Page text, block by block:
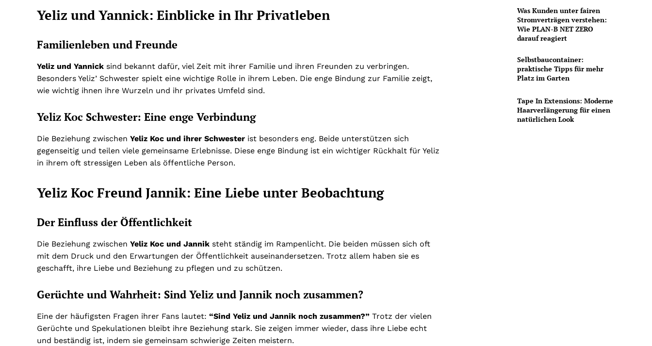
Yeliz und Yannick: Einblicke in Ihr Privatleben
Familienleben und Freunde
Yeliz und Yannick sind bekannt dafür, viel Zeit mit ihrer Familie und ihren Freunden zu verbringen.
Besonders Yeliz’ Schwester spielt eine wichtige Rolle in ihrem Leben. Die enge Bindung zur Familie zeigt,
wie wichtig ihnen ihre Wurzeln und ihr privates Umfeld sind.
Yeliz Koc Schwester: Eine enge Verbindung
Die Beziehung zwischen Yeliz Koc und ihrer Schwester ist besonders eng. Beide unterstützen sich
gegenseitig und teilen viele gemeinsame Erlebnisse. Diese enge Bindung ist ein wichtiger Rückhalt für Yeliz
in ihrem oft stressigen Leben als öffentliche Person.
Yeliz Koc Freund Jannik: Eine Liebe unter Beobachtung
Der Einfluss der Öffentlichkeit
Die Beziehung zwischen Yeliz Koc und Jannik steht ständig im Rampenlicht. Die beiden müssen sich oft
mit dem Druck und den Erwartungen der Öffentlichkeit auseinandersetzen. Trotz allem haben sie es
geschafft, ihre Liebe und Beziehung zu pflegen und zu schützen.
Gerüchte und Wahrheit: Sind Yeliz und Jannik noch zusammen?
Eine der häufigsten Fragen ihrer Fans lautet: “Sind Yeliz und Jannik noch zusammen?” Trotz der vielen
Gerüchte und Spekulationen bleibt ihre Beziehung stark. Sie zeigen immer wieder, dass ihre Liebe echt
und beständig ist, indem sie gemeinsam schwierige Zeiten meistern.
Was Kunden unter fairen
Stromverträgen verstehen:
Wie PLAN-B NET ZERO
darauf reagiert
Selbstbaucontainer:
praktische Tipps für mehr
Platz im Garten
Tape In Extensions: Moderne
Haarverlängerung für einen
natürlichen Look